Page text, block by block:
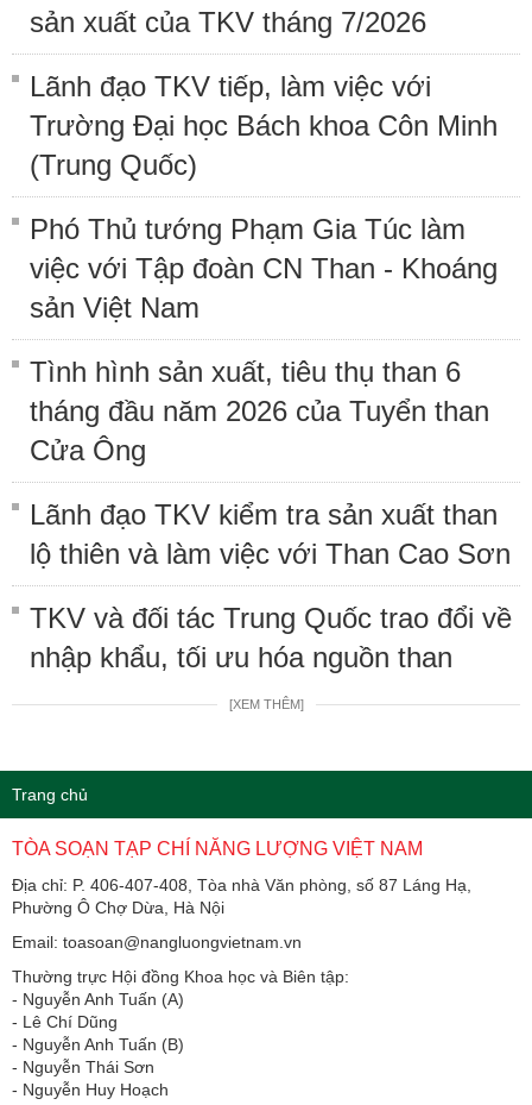
sản xuất của TKV tháng 7/2026
Lãnh đạo TKV tiếp, làm việc với
Trường Đại học Bách khoa Côn Minh
(Trung Quốc)
Phó Thủ tướng Phạm Gia Túc làm
việc với Tập đoàn CN Than - Khoáng
sản Việt Nam
Tình hình sản xuất, tiêu thụ than 6
tháng đầu năm 2026 của Tuyển than
Cửa Ông
Lãnh đạo TKV kiểm tra sản xuất than
lộ thiên và làm việc với Than Cao Sơn
TKV và đối tác Trung Quốc trao đổi về
nhập khẩu, tối ưu hóa nguồn than
[XEM THÊM]
Trang chủ
TÒA SOẠN TẠP CHÍ NĂNG LƯỢNG VIỆT NAM
Địa chỉ: P. 406-407-408, Tòa nhà Văn phòng, số 87 Láng Hạ,
Phường Ô Chợ Dừa, Hà Nội
Email: toasoan@nangluongvietnam.vn
Thường trực Hội đồng Khoa học và Biên tập:
​​​​​​- Nguyễn Anh Tuấn (A)
- Lê Chí Dũng
- Nguyễn Anh Tuấn (B)
- Nguyễn Thái Sơn
- Nguyễn Huy Hoạch